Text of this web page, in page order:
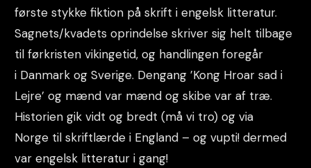
første stykke fiktion på skrift i engelsk litteratur.
Sagnets/kvadets oprindelse skriver sig helt tilbage
til førkristen vikingetid, og handlingen foregår
i Danmark og Sverige. Dengang ’Kong Hroar sad i
Lejre’ og mænd var mænd og skibe var af træ.
Historien gik vidt og bredt (må vi tro) og via
Norge til skriftlærde i England – og vupti! dermed
var engelsk litteratur i gang!